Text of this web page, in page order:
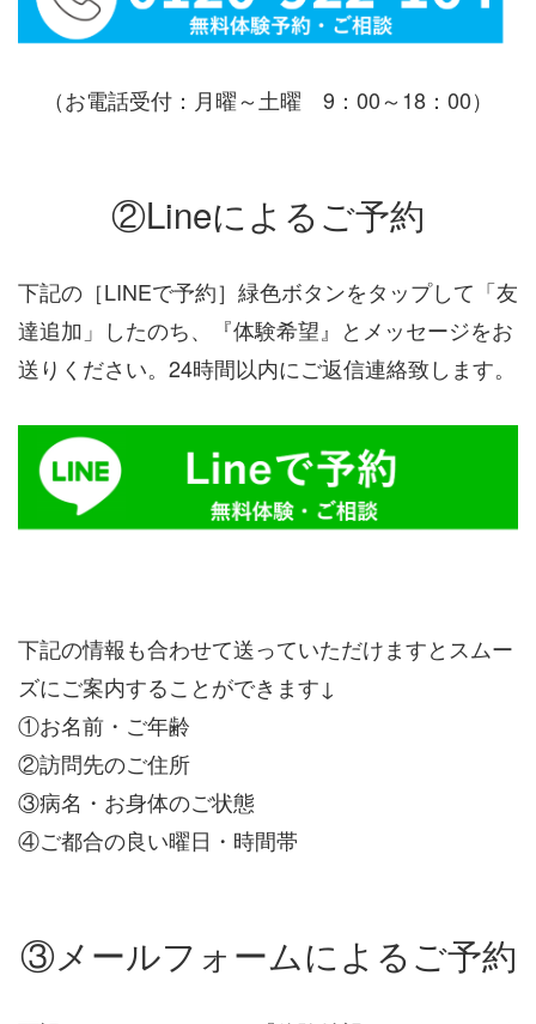
（お電話受付：月曜～土曜 9：00～18：00）
②Lineによるご予約
下記の［LINEで予約］緑色ボタンをタップして「友
達追加」したのち、『体験希望』とメッセージをお
送りください。24時間以内にご返信連絡致します。
下記の情報も合わせて送っていただけますとスムー
ズにご案内することができます↓
①お名前・ご年齢
②訪問先のご住所
③病名・お身体のご状態
④ご都合の良い曜日・時間帯
③メールフォームによるご予約